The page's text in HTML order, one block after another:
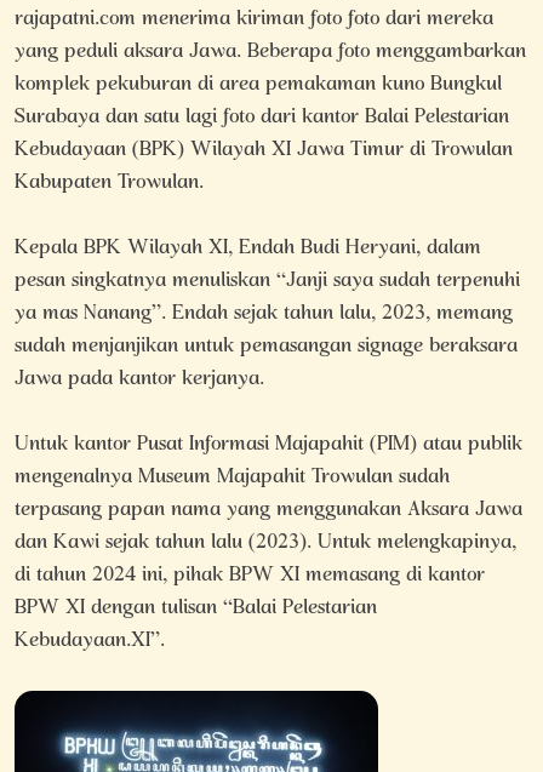
rajapatni.com menerima kiriman foto foto dari mereka
yang peduli aksara Jawa. Beberapa foto menggambarkan
komplek pekuburan di area pemakaman kuno Bungkul
Surabaya dan satu lagi foto dari kantor Balai Pelestarian
Kebudayaan (BPK) Wilayah XI Jawa Timur di Trowulan
Kabupaten Trowulan.
Kepala BPK Wilayah XI, Endah Budi Heryani, dalam
pesan singkatnya menuliskan “Janji saya sudah terpenuhi
ya mas Nanang”. Endah sejak tahun lalu, 2023, memang
sudah menjanjikan untuk pemasangan signage beraksara
Jawa pada kantor kerjanya.
Untuk kantor Pusat Informasi Majapahit (PIM) atau publik
mengenalnya Museum Majapahit Trowulan sudah
terpasang papan nama yang menggunakan Aksara Jawa
dan Kawi sejak tahun lalu (2023). Untuk melengkapinya,
di tahun 2024 ini, pihak BPW XI memasang di kantor
BPW XI dengan tulisan “Balai Pelestarian
Kebudayaan.XI”.